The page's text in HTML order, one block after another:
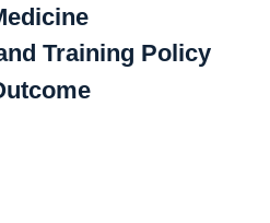
Training Policy